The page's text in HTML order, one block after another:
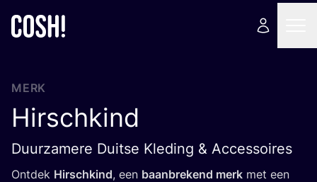
MERK
Hirschkind
Duurzamere Duitse Kleding & Accessoires
Ont­dek Hirschkind, een baan­bre­kend merk met een